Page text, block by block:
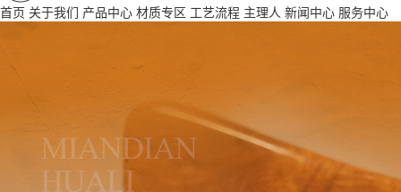
首页 关于我们 产品中心 材质专区 工艺流程 主理人 新闻中心 服务中心